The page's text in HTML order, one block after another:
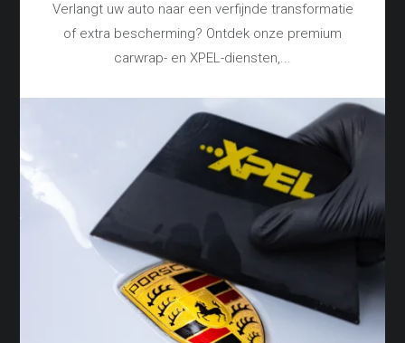
Verlangt uw auto naar een verfijnde transformatie
of extra bescherming? Ontdek onze premium
carwrap- en XPEL-diensten,...